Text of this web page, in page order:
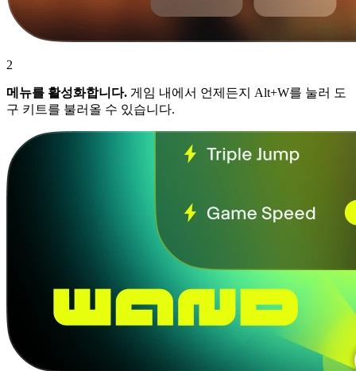
2
메뉴를 활성화합니다. 게임 내에서 언제든지 Alt+W를 눌러 도
구 키트를 불러올 수 있습니다.